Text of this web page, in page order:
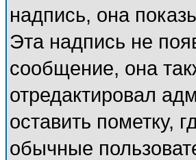
надпись, она
Эта надпись не
сообщение, она
отредактировал
оставить пометку,
обычные